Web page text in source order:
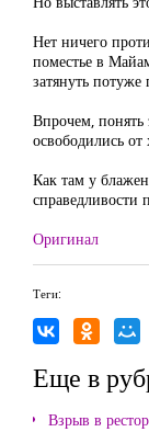
Нет ничего
поместье в
затянуть
Впрочем,
освободились
Как там у
справедливости
Оригинал
Теги:
Еще в
Взрыв в